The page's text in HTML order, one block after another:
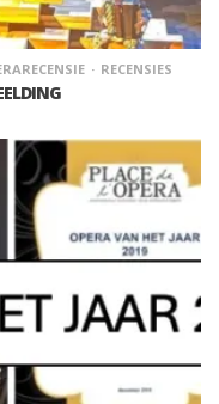
RECENSIES